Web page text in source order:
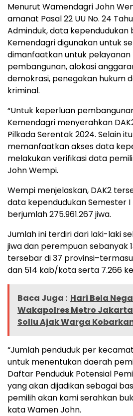
Menurut Wamendagri John
amanat Pasal 22 UU No. 24
Adminduk, data kependudukan
Kemendagri digunakan untuk
dimanfaatkan untuk
pembangunan, alokasi
demokrasi, penegakan hukum
kriminal.
“Untuk keperluan
Kemendagri menyerahkan
Pilkada Serentak 2024. Selain
memanfaatkan akses data
melakukan verifikasi data
John Wempi.
Wempi menjelaskan, DAK2
data kependudukan Semester I
berjumlah 275.961.267 jiwa.
Jumlah ini terdiri dari laki-laki
jiwa dan perempuan sebanyak
tersebar di 37
dan 514 kab/kota serta 7.266
Baca Juga : Hari Bela
Wakapolres Metro
Sollu Ajak Warga
“Jumlah penduduk per
untuk menentukan daerah
Daftar Penduduk Potensial
yang akan dijadikan sebagai
pemilih akan kami serahkan
kata Wamen John.